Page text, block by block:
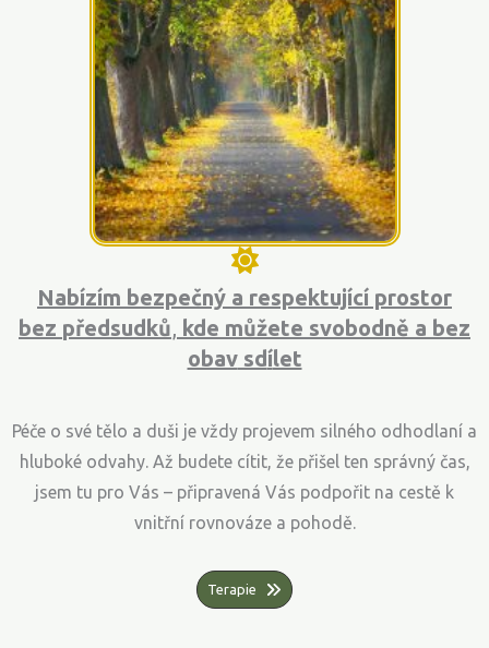
Nabízím bezpečný a respektující prostor
bez předsudků, kde můžete svobodně a bez
obavsdílet
Péče o své tělo a duši je vždy projevem silného odhodlaní a
hluboké odvahy. Až budete cítit, že přišel ten správný čas,
jsem tu pro Vás – připravená Vás podpořit na cestě k
vnitřní rovnováze a pohodě.
Terapie